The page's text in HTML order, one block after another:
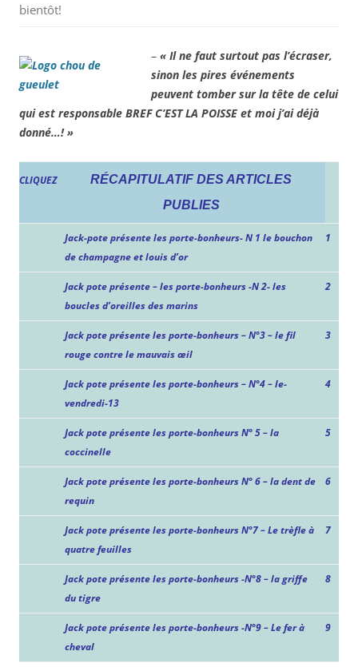
bientôt!
– « Il ne faut surtout pas l’écraser,
sinon les pires événements
peuvent tomber sur la tête de celui
qui est responsable BREF C’EST LA POISSE et moi j’ai déjà
donné…! »
CLIQUEZ
RÉCAPITULATIF DES ARTICLES
PUBLIES
Jack-pote présente les porte-bonheurs- N 1 le bouchon
de champagne et louis d’or
1
Jack pote présente – les porte-bonheurs -N 2- les
boucles d’oreilles des marins
2
Jack pote présente les porte-bonheurs – N°3 – le fil
rouge contre le mauvais œil
3
Jack pote présente les porte-bonheurs – N°4 – le-
vendredi-13
4
Jack pote présente les porte-bonheurs N° 5 – la
coccinelle
5
Jack pote présente les porte-bonheurs N° 6 – la dent de
requin
6
Jack pote présente les porte-bonheurs N°7 – Le trèfle à
quatre feuilles
7
Jack pote présente les porte-bonheurs -N°8 – la griffe
du tigre
8
Jack pote présente les porte-bonheurs -N°9 – Le fer à
cheval
9